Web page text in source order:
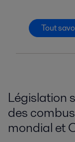
Tout
Législation
des
mondial et